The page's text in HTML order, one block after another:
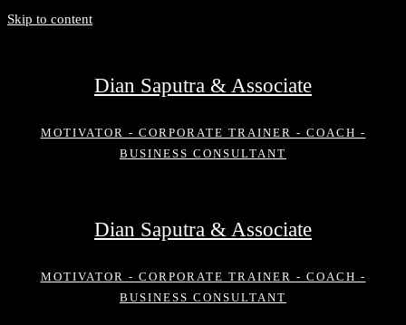
Skip to content
Dian Saputra & Associate
MOTIVATOR - CORPORATE TRAINER - COACH -
BUSINESS CONSULTANT
Dian Saputra & Associate
MOTIVATOR - CORPORATE TRAINER - COACH -
BUSINESS CONSULTANT